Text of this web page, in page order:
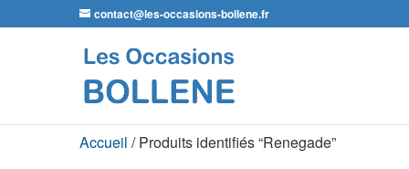
contact@les-occasions-bollene.fr
Accueil / Produits identifiés “Renegade”